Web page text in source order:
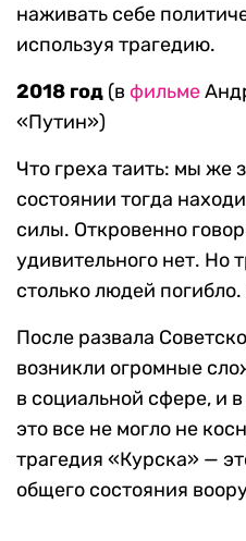
наживать себе
используя трагедию.
2018 год (в фильме
«Путин»)
Что греха таить: мы же
состоянии тогда
силы. Откровенно
удивительного нет. Но
столько людей погибло.
После развала
возникли огромные
в социальной сфере, и
это все не могло не
трагедия «Курска» —
общего состояния